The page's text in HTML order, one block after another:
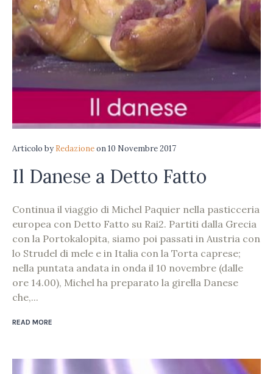
Articolo by Redazioneon10 Novembre 2017
Il Danese a Detto Fatto
Continua il viaggio di Michel Paquier nella pasticceria
europea con Detto Fatto su Rai2. Partiti dalla Grecia
con la Portokalopita, siamo poi passati in Austria con
lo Strudel di mele e in Italia con la Torta caprese;
nella puntata andata in onda il 10 novembre (dalle
ore 14.00), Michel ha preparato la girella Danese
che,...
READ MORE